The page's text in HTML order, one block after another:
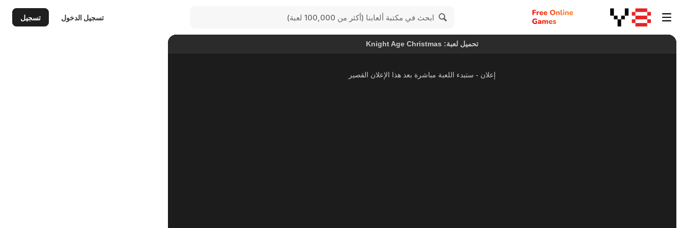
تسجيل الدخول تسجيل